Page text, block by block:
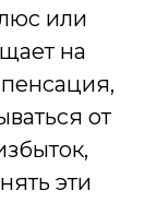
или
на
от
эти